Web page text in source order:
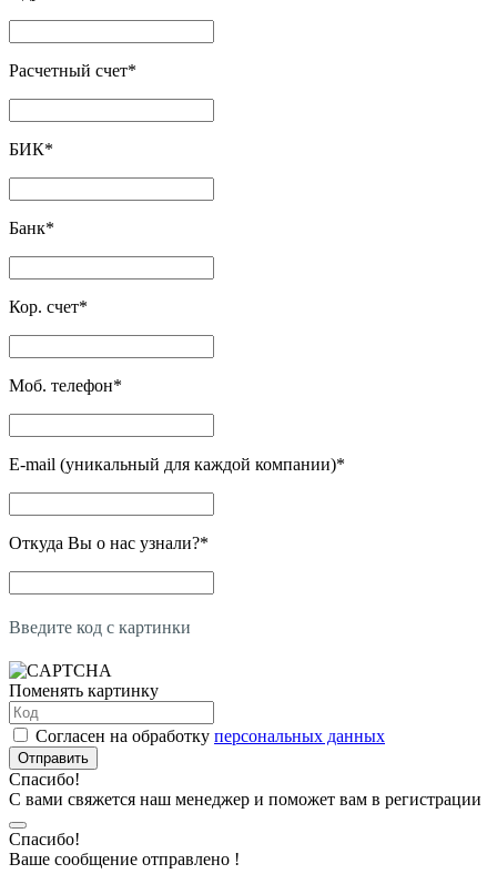
Расчетный счет*
БИК*
Банк*
Кор. счет*
Моб. телефон*
E-mail (уникальный для каждой компании)*
Откуда Вы о нас узнали?*
Введите код с картинки
Поменять картинку
Согласен на обработку персональных данных
Отправить
Спасибо!
С вами свяжется наш менеджер и поможет вам в регистрации
Спасибо!
Ваше сообщение отправлено !